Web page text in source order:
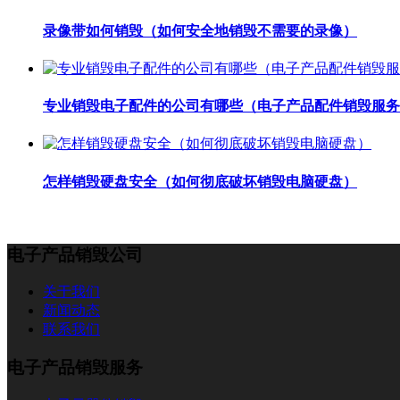
录像带如何销毁（如何安全地销毁不需要的录像）
专业销毁电子配件的公司有哪些（电子产品配件销毁服
怎样销毁硬盘安全（如何彻底破坏销毁电脑硬盘）
电子产品销毁公司
关于我们
新闻动态
联系我们
电子产品销毁服务